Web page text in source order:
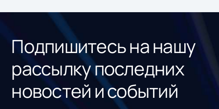
Подпишитесь на нашу
рассылку последних
новостей и событий